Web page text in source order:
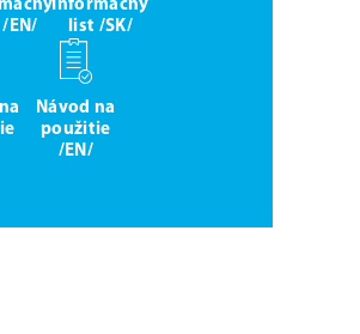
EN/
Informačný
list /SK/
Návod na
použitie
/EN/